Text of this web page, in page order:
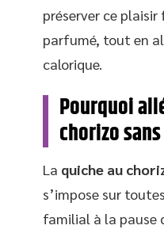
préserver ce
parfumé, tout en
calorique.
Pourquoi
chorizo
La quiche au
s’impose sur
familial à la pause